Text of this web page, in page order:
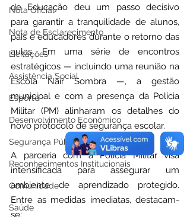
Nota Oficial
Nota de Esclarecimento
Licitações
Assistência Social
Esporte
Desenvolvimento Econômico
Segurança Pública
Reconhecimentos Institucionais
Comunidade
Saúde
de Educação deu um passo decisivo
para garantir a tranquilidade de alunos,
pais e educadores durante o retorno das
aulas. Em uma série de encontros
estratégicos — incluindo uma reunião na
Escola Nair Sombra —, a gestão
municipal e com a presença da Polícia
Militar (PM) alinharam os detalhes do
novo protocolo de segurança escolar.
A parceria com a Polícia Militar visa
intensificada para assegurar um
ambiente de aprendizado protegido.
Entre as medidas imediatas, destacam-
se: